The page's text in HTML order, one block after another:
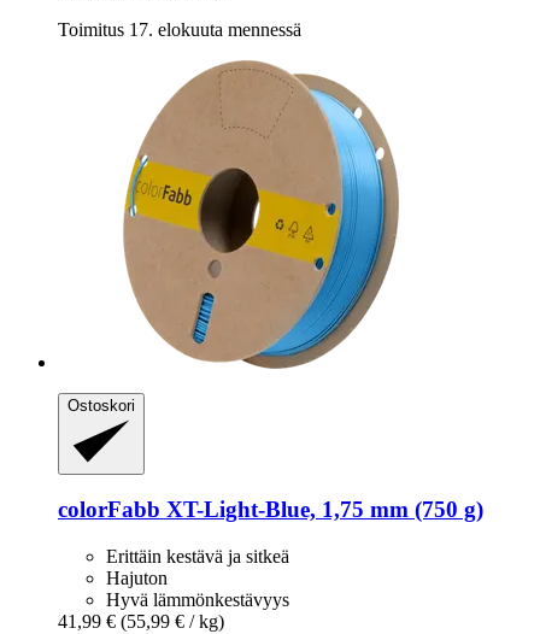
Toimitus 17. elokuuta mennessä
Ostoskori
colorFabb XT-​Light-​Blue, 1,75 mm (750 g)
Erittäin kestävä ja sitkeä
Hajuton
Hyvä lämmönkestävyys
41,99 € (55,99 € / kg)